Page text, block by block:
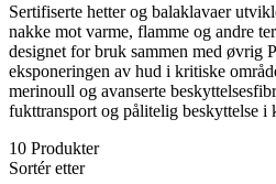
Sertifiserte hetter og balaklavaer
nakke mot varme, flamme og andre
designet for bruk sammen med øvrig
eksponeringen av hud i kritiske
merinoull og avanserte
fukttransport og pålitelig beskyttelse i
10 Produkter
Sortér etter